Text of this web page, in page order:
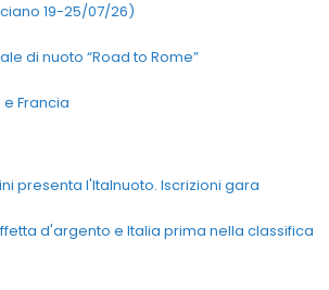
19-25/07/26)
di nuoto “Road to Rome”
e Francia
presenta l'Italnuoto. Iscrizioni gara
d'argento e Italia prima nella classifica